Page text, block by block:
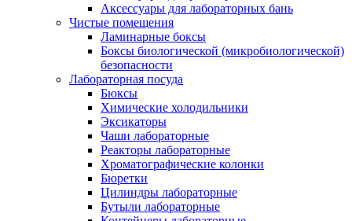
Аксессуары для лабораторных бань
Чистые помещения
Ламинарные боксы
Боксы биологической (микробиологической)
безопасности
Лабораторная посуда
Бюксы
Химические холодильники
Эксикаторы
Чаши лабораторные
Реакторы лабораторные
Хроматографические колонки
Бюретки
Цилиндры лабораторные
Бутыли лабораторные